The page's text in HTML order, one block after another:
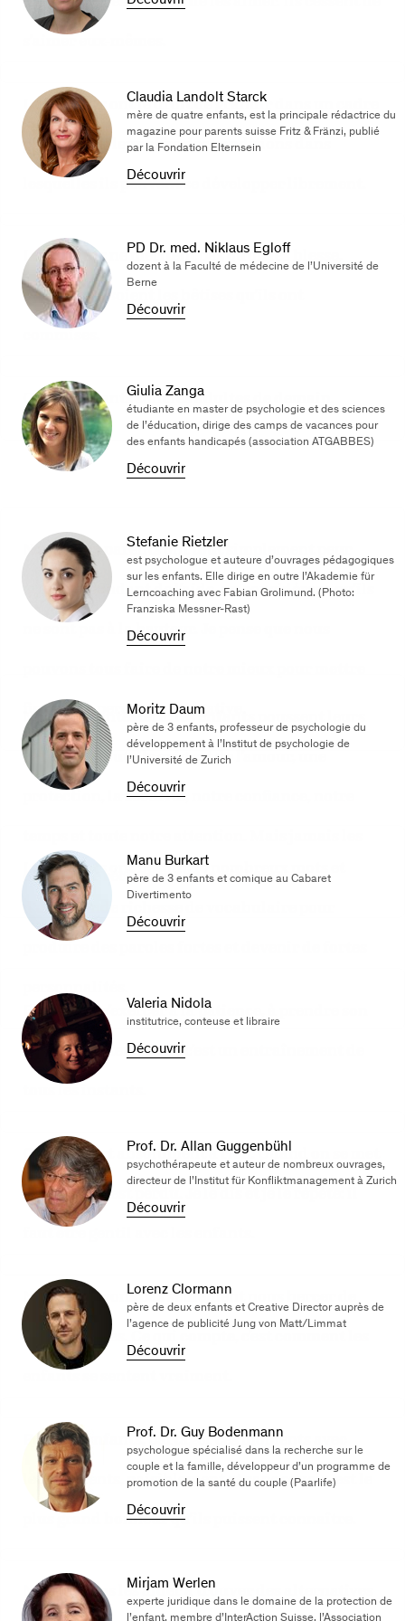
s’aimer eux-mêmes.
Les enfants ont le droit de grandir dans un cadre
protégé, qui leur offre des conditions dans
lesquelles ils peuvent se développer librement.
Les enfants ne méritent pas qu’on les blesse,
quelles que soient les bêtises qu’ils ont
commises.
Claudia Landolt Starck
mère de quatre enfants, est la principale rédactrice du
magazine pour parents suisse Fritz & Fränzi, publié
par la Fondation Elternsein
Découvrir
Car les enfants sont les adultes de demain.
PD Dr. med. Niklaus Egloff
dozent à la Faculté de médecine de l’Université de
Berne
Découvrir
Nombreux parents ont tout simplement peur
qu’en demandant de l’aide, on considérera qu’ils
ne sont pas à la hauteur. Je pense que nous
fin à cette perception négative.
Giulia Zanga
étudiante en master de psychologie et des sciences
de l’éducation, dirige des camps de vacances pour
des enfants handicapés (association ATGABBES)
Découvrir
Nul ne le contestera: les enfants poussent leurs
parents à bout. Ils exigent de l’amour, une
protection, la sécurité, notre confiance, notre
enfants ne réclament de la violence!
Stefanie Rietzler
est psychologue et auteure d’ouvrages pédagogiques
sur les enfants. Elle dirige en outre l’Akademie für
Lerncoaching avec Fabian Grolimund. (Photo:
Franziska Messner-Rast)
Découvrir
Les enfants ont besoin de nombreux mots et
d’une grande richesse de vocabulaire pour
produire des paroles fortes et devenir de fortes
Moritz Daum
père de 3 enfants, professeur de psychologie du
développement à l’Institut de psychologie de
l’Université de Zurich
Découvrir
En réalité, s’exercer à la patience, à prendre son
temps, à rester calme, c’est un entraînement de
tous les instants.
Manu Burkart
père de 3 enfants et comique au Cabaret
Divertimento
Découvrir
Crier ne sert absolument à rien. Quand on se met
à crier, tout est perdu. Je le dis et je le répète: il
faut être gentil avec les enfants.
Valeria Nidola
institutrice, conteuse et libraire
Découvrir
Nous ne devons pas seulement nous bercer de
belles paroles. Ce qui compte, c’est comment les
enfants se sentent vraiment.
Prof. Dr. Allan Guggenbühl
psychothérapeute et auteur de nombreux ouvrages,
directeur de l’Institut für Konfliktmanagement à Zurich
Découvrir
Pour les enfants, partager ces moments avec
leurs parents, paisiblement et sans soucis, est le
plus grand bonheur qu’ils puissent connaître.
Lorenz Clormann
père de deux enfants et Creative Director auprès de
l’agence de publicité Jung von Matt/Limmat
Découvrir
Nous devons les aider à trouver des alternatives
Prof. Dr. Guy Bodenmann
psychologue spécialisé dans la recherche sur le
couple et la famille, développeur d’un programme de
promotion de la santé du couple (Paarlife)
Découvrir
Mirjam Werlen
experte juridique dans le domaine de la protection de
l’enfant, membre d’InterAction Suisse, l’Association